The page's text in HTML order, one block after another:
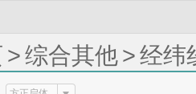
>综合其他>经纬